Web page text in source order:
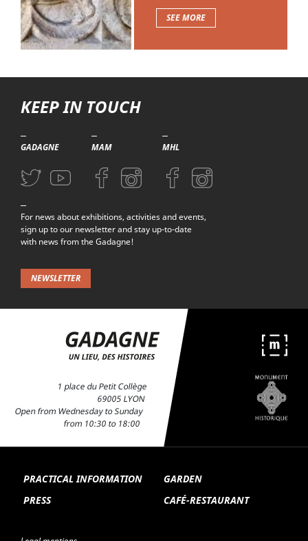
SEE MORE
KEEP IN TOUCH
GADAGNE
Aller sur la page Twitter (nouvelle fenetre)
Aller sur la page Youtube (nouvelle fenetre)
MAM
Aller sur la page Facebook (nouvelle fenetre)
Aller sur la page Instagram (nouvelle fenetre)
MHL
Aller sur la page Facebook (nouvelle
Aller sur la page Instagram
For news about exhibitions, activities and events,
sign up to our newsletter and stay up-to-date
with news from the Gadagne!
NEWSLETTER
1 place du Petit Collège
69005 LYON
Open from Wednesday to Sunday
from 10:30 to 18:00
PRACTICAL INFORMATION
PRESS
GARDEN
CAFÉ-RESTAURANT